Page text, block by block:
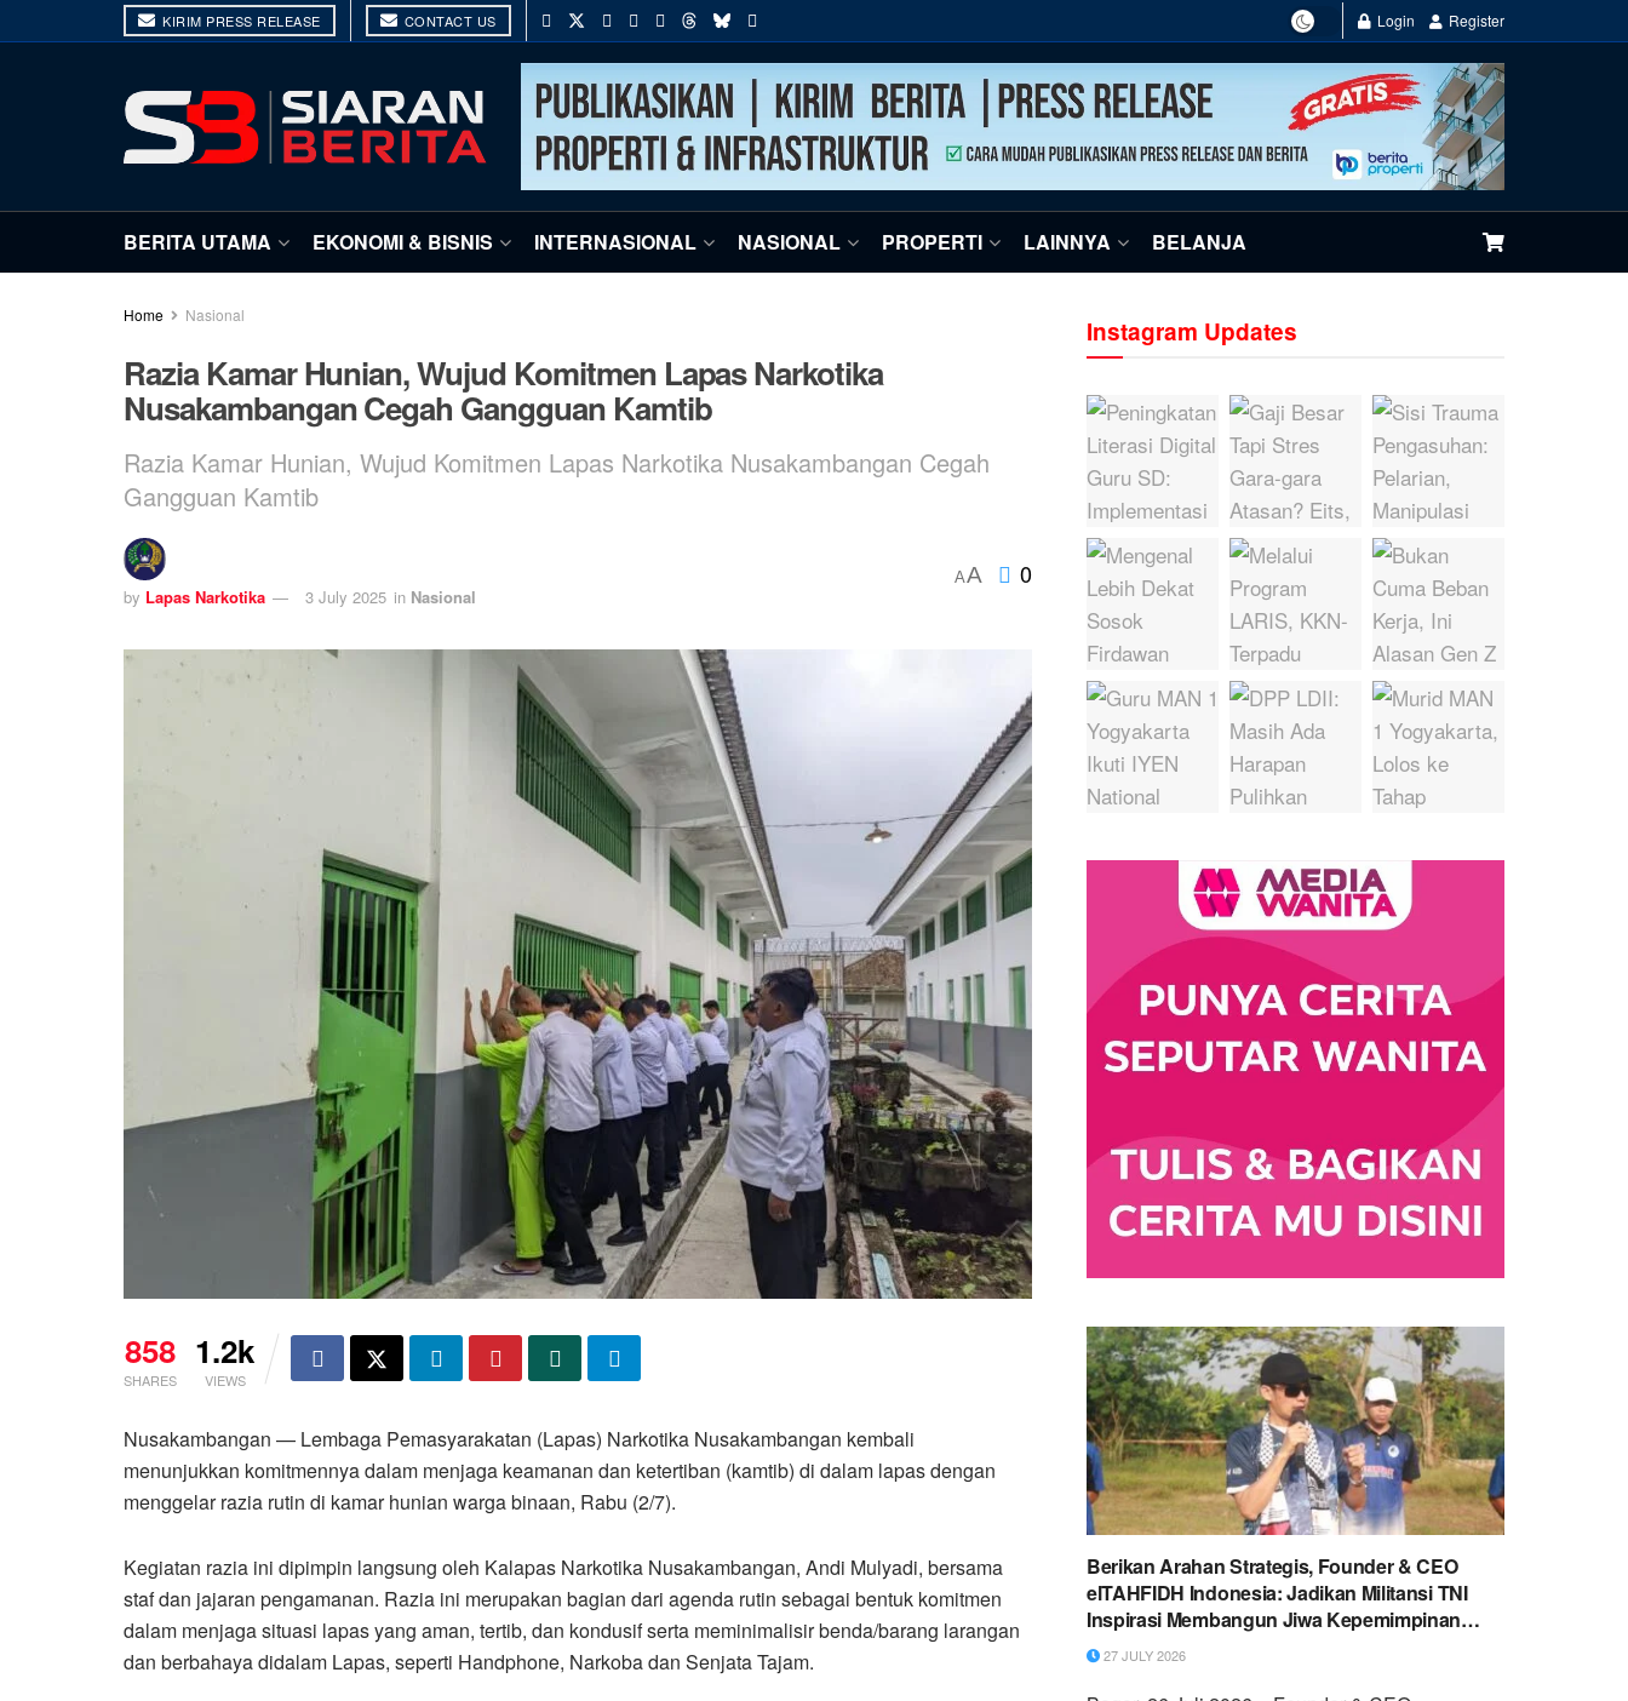
KIRIM PRESS RELEASE CONTACT US Login Register
BERITA UTAMA EKONOMI & BISNIS INTERNASIONAL NASIONAL PROPERTI LAINNYA BELANJA
Home Nasional
Razia Kamar Hunian, Wujud Komitmen Lapas Narkotika
Nusakambangan Cegah Gangguan Kamtib
Razia Kamar Hunian, Wujud Komitmen Lapas Narkotika Nusakambangan Cegah
Gangguan Kamtib
by Lapas Narkotika 3 July 2025 in Nasional
AA 0
858
SHARES
1.2k
VIEWS
Nusakambangan — Lembaga Pemasyarakatan (Lapas) Narkotika Nusakambangan kembali
menunjukkan komitmennya dalam menjaga keamanan dan ketertiban (kamtib) di dalam lapas dengan
menggelar razia rutin di kamar hunian warga binaan, Rabu (2/7).
Kegiatan razia ini dipimpin langsung oleh Kalapas Narkotika Nusakambangan, Andi Mulyadi, bersama
staf dan jajaran pengamanan. Razia ini merupakan bagian dari agenda rutin sebagai bentuk komitmen
dalam menjaga situasi lapas yang aman, tertib, dan kondusif serta meminimalisir benda/barang larangan
dan berbahaya didalam Lapas, seperti Handphone, Narkoba dan Senjata Tajam.
Instagram Updates
Berikan Arahan Strategis, Founder & CEO
elTAHFIDH Indonesia: Jadikan Militansi TNI
Inspirasi Membangun Jiwa Kepemimpinan
Santri
27 JULY 2026